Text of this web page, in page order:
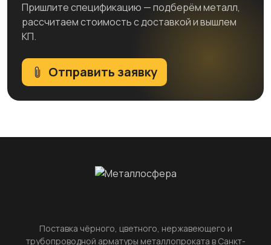
Пришлите спецификацию — подберём металл,
рассчитаем стоимость с доставкой и вышлем
КП.
Отправить заявку
Поставка чёрного, цветного, нержавеющего и
трубопроводной арматуры металлопроката в Санкт-